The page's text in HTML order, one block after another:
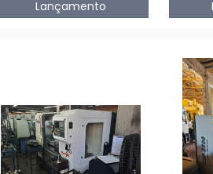
Lançamento